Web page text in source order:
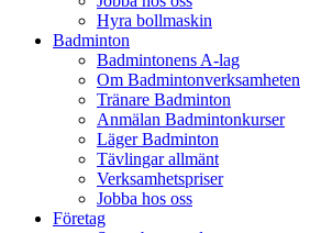
Hyra bollmaskin
Badminton
Badmintonens A-lag
Om Badmintonverksamheten
Tränare Badminton
Anmälan Badmintonkurser
Läger Badminton
Tävlingar allmänt
Verksamhetspriser
Jobba hos oss
Företag